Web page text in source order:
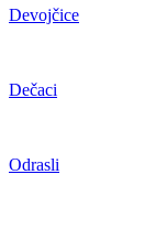
Devojčice
Dečaci
Odrasli